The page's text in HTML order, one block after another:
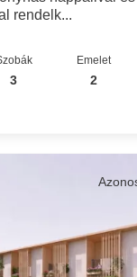
rendelk...
3
Emelet
2